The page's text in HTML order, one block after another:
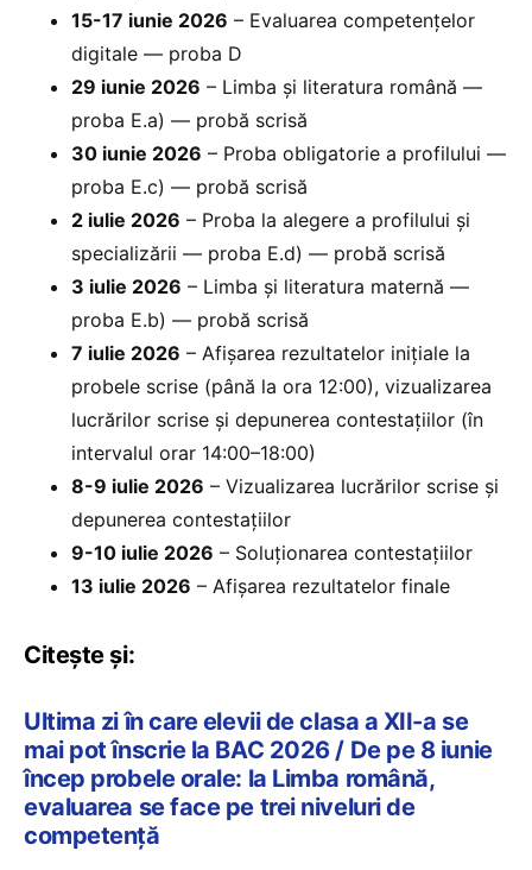
15-17 iunie 2026 – Evaluarea competențelor
digitale — proba D
29 iunie 2026 – Limba și literatura română —
proba E.a) — probă scrisă
30 iunie 2026 – Proba obligatorie a profilului —
proba E.c) — probă scrisă
2 iulie 2026 – Proba la alegere a profilului și
specializării — proba E.d) — probă scrisă
3 iulie 2026 – Limba și literatura maternă —
proba E.b) — probă scrisă
7 iulie 2026 – Afișarea rezultatelor inițiale la
probele scrise (până la ora 12:00), vizualizarea
lucrărilor scrise și depunerea contestațiilor (în
intervalul orar 14:00–18:00)
8-9 iulie 2026 – Vizualizarea lucrărilor scrise și
depunerea contestațiilor
9-10 iulie 2026 – Soluționarea contestațiilor
13 iulie 2026 – Afișarea rezultatelor finale
Citește și:
Ultima zi în care elevii de clasa a XII-a se
mai pot înscrie la BAC 2026 / De pe 8 iunie
încep probele orale: la Limba română,
evaluarea se face pe trei niveluri de
competență